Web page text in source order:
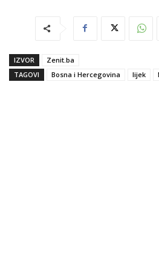
IZVOR
Zenit.ba
TAGOVI
Bosna i Hercegovina lijek